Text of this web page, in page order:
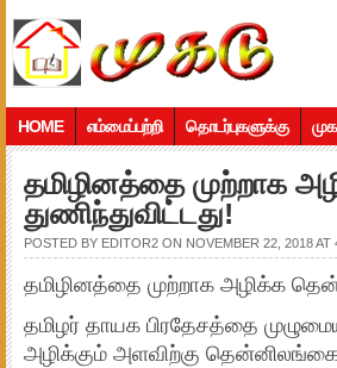
HOME எம்மைப்பற்றி தொடர்புகளுக்கு
தமிழினத்தை முற்றாக
துணிந்துவிட்டது!
POSTED BY EDITOR2 ON NOVEMBER 22, 2018 AT
தமிழினத்தை முற்றாக அழிக்க
தமிழர் தாயக பிரதேசத்தை
அழிக்கும் அளவிற்கு